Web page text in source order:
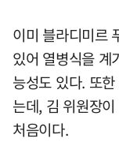
이미 블라디미르
있어 열병식을 계
능성도 있다. 또
는데, 김 위원장
처음이다.